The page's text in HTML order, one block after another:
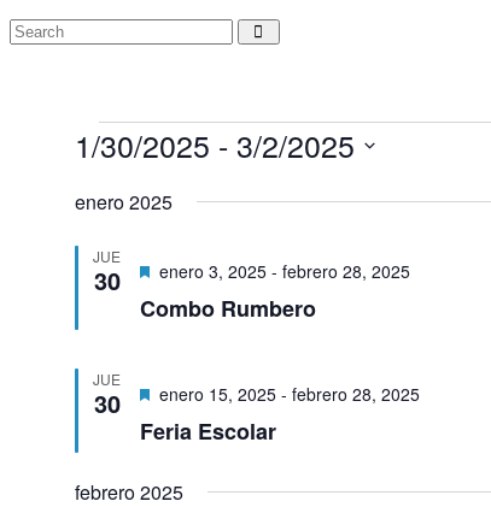
Eventos
1/30/2025 - 3/2/2025
la
enero 2025
JUE
30
Combo Rumbero
Destacado
enero 3, 2025- febrero 28, 2025
JUE
30
Feria Escolar
Destacado
enero 15, 2025- febrero 28, 2025
febrero 2025